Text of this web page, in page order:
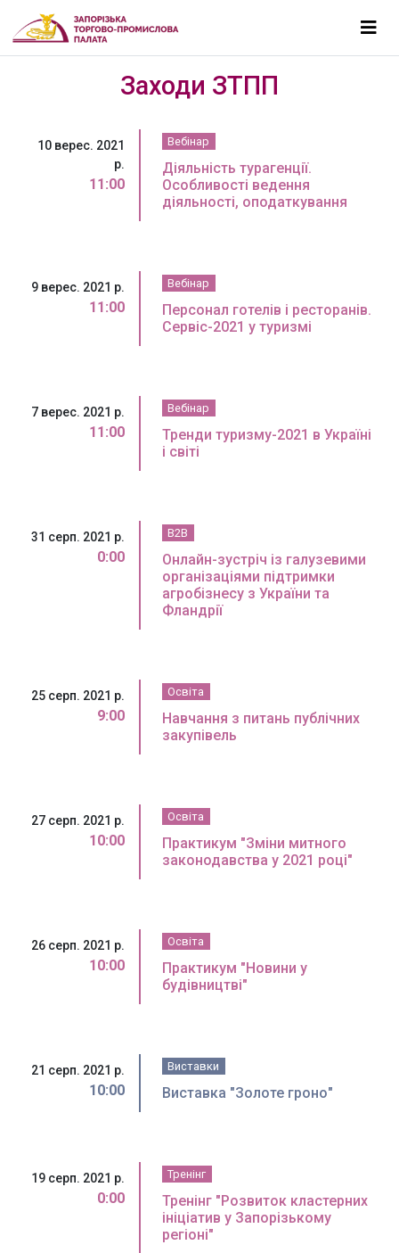
Заходи ЗТПП
10 верес. 2021
р.
11:00
Вебінар
Діяльність турагенції.
Особливості ведення
діяльності, оподаткування
9 верес. 2021 р.
11:00
Вебінар
Персонал готелів і ресторанів.
Сервіс-2021 у туризмі
7 верес. 2021 р.
11:00
Вебінар
Тренди туризму-2021 в Україні
і світі
31 серп. 2021 р.
0:00
B2B
Онлайн-зустріч із галузевими
організаціями підтримки
агробізнесу з України та
Фландрії
25 серп. 2021 р.
9:00
Освіта
Навчання з питань публічних
закупівель
27 серп. 2021 р.
10:00
Освіта
Практикум "Зміни митного
законодавства у 2021 році"
26 серп. 2021 р.
10:00
Освіта
Практикум "Новини у
будівництві"
21 серп. 2021 р.
10:00
Виставки
Виставка "Золоте гроно"
19 серп. 2021 р.
0:00
Тренінг
Тренінг "Розвиток кластерних
ініціатив у Запорізькому
регіоні"